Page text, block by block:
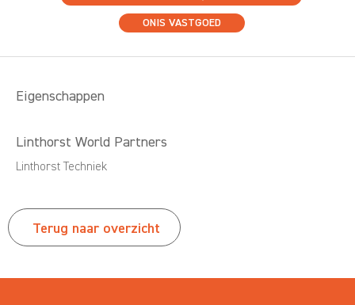
ONIS VASTGOED
Eigenschappen
Linthorst World Partners
Linthorst Techniek
Terug naar overzicht